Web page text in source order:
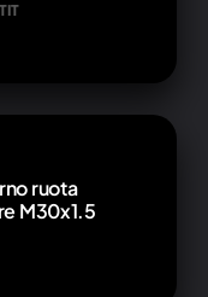
ruota
M30x1.5